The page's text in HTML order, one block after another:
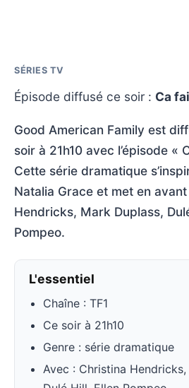
SÉRIES TV
Épisode diffusé ce soir : Ca
Good American Family est
soir à 21h10 avec l’épisode «
Cette série dramatique
Natalia Grace et met en
Hendricks, Mark Duplass,
Pompeo.
L'essentiel
Chaîne : TF1
Ce soir à 21h10
Genre : série dramatique
Avec : Christina